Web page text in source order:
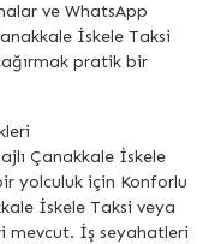
ve WhatsApp
İskele Taksi
pratik bir
Çanakkale İskele
yolculuk için Konforlu
İskele Taksi veya
mevcut. İş seyahatleri